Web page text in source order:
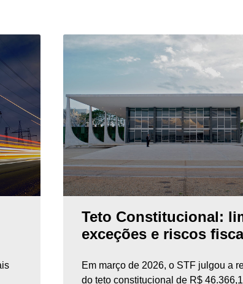
Teto Constitucional:
exceções e riscos
Em março de 2026, o STF julgou a
do teto constitucional de R$